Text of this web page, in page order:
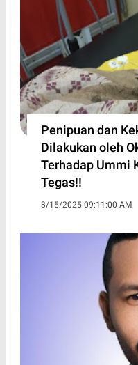
Penipuan dan
Dilakukan oleh
Terhadap Ummi
Tegas!!
3/15/2025 09:11:00 AM